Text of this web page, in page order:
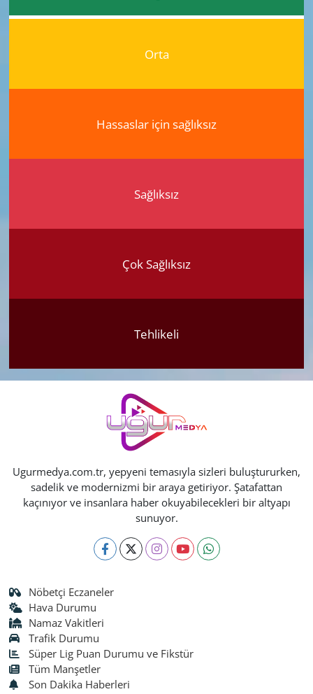
Orta
Hassaslar için sağlıksız
Sağlıksız
Çok Sağlıksız
Tehlikeli
Ugurmedya.com.tr, yepyeni temasıyla sizleri buluştururken,
sadelik ve modernizmi bir araya getiriyor. Şatafattan
kaçınıyor ve insanlara haber okuyabilecekleri bir altyapı
sunuyor.
Nöbetçi Eczaneler
Hava Durumu
Namaz Vakitleri
Trafik Durumu
Süper Lig Puan Durumu ve Fikstür
Tüm Manşetler
Son Dakika Haberleri